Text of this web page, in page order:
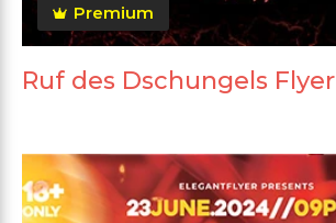
Premium
Ruf des Dschungels Flyer